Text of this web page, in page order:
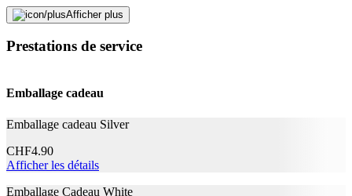
Étanche
Oui
Ingrédients
ISODODECANE, PARAFFIN, VP / EICOSENE
PENTAERYTHRITYL HYDROGENATED
POLYBUTENE, CARNAUBA (COPERNICIA
Afficher plus
Prestations de service
Emballage cadeau
Emballage cadeau Silver
CHF4.90
Afficher les détails
Emballage Cadeau White